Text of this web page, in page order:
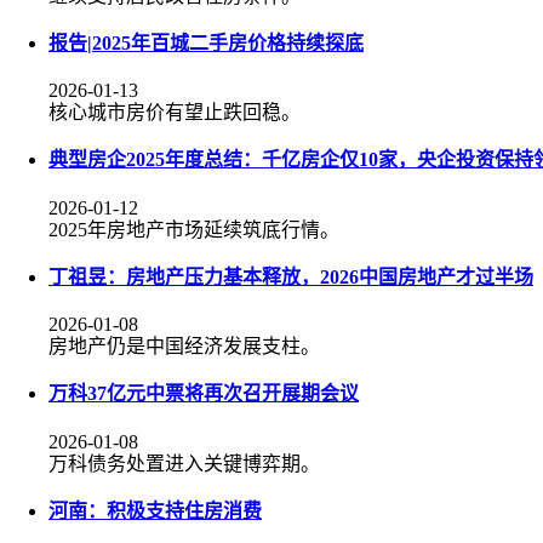
报告|2025年百城二手房价格持续探底
2026-01-13
核心城市房价有望止跌回稳。
典型房企2025年度总结：千亿房企仅10家，央企投资保持
2026-01-12
2025年房地产市场延续筑底行情。
丁祖昱：房地产压力基本释放，2026中国房地产才过半场
2026-01-08
房地产仍是中国经济发展支柱。
万科37亿元中票将再次召开展期会议
2026-01-08
万科债务处置进入关键博弈期。
河南：积极支持住房消费